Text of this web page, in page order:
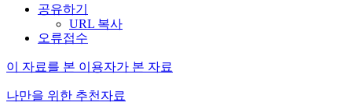
공유하기
URL 복사
오류접수
이 자료를 본 이용자가 본 자료
나만을 위한 추천자료